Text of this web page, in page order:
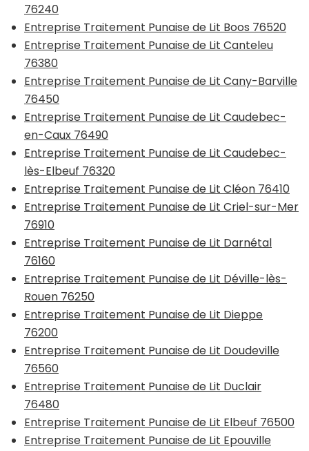
76240
Entreprise Traitement Punaise de Lit Boos 76520
Entreprise Traitement Punaise de Lit Canteleu
76380
Entreprise Traitement Punaise de Lit Cany-Barville
76450
Entreprise Traitement Punaise de Lit Caudebec-
en-Caux 76490
Entreprise Traitement Punaise de Lit Caudebec-
lès-Elbeuf 76320
Entreprise Traitement Punaise de Lit Cléon 76410
Entreprise Traitement Punaise de Lit Criel-sur-Mer
76910
Entreprise Traitement Punaise de Lit Darnétal
76160
Entreprise Traitement Punaise de Lit Déville-lès-
Rouen 76250
Entreprise Traitement Punaise de Lit Dieppe
76200
Entreprise Traitement Punaise de Lit Doudeville
76560
Entreprise Traitement Punaise de Lit Duclair
76480
Entreprise Traitement Punaise de Lit Elbeuf 76500
Entreprise Traitement Punaise de Lit Epouville